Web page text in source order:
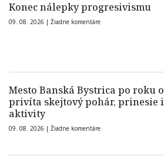
Konec nálepky progresivismu
09. 08. 2026 | Žiadne komentáre
Mesto Banská Bystrica po roku
privíta skejtový pohár, prinesie i
aktivity
09. 08. 2026 | Žiadne komentáre